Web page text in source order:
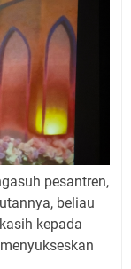
pesantren,
beliau
kepada